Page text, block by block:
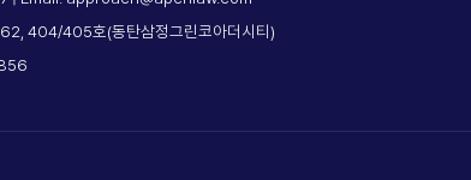
404/405호(동탄삼정그린코아더시티)